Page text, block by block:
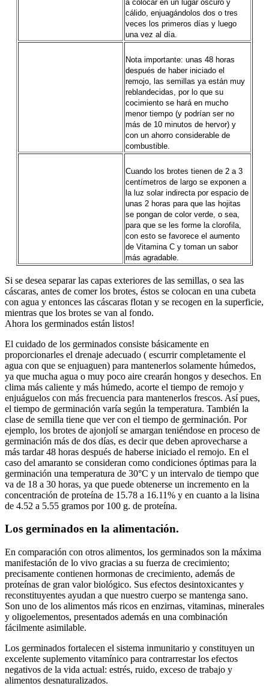
a colocar en un lugar oscuro y
cálido, enjuagándolos dos o tres
veces los primeros días y luego
una vez al día.
Nota importante: unas 48 horas
después de haber iniciado el
remojo, las semillas ya están muy
reblandecidas, por lo que su
cocimiento se hará en mucho
menor tiempo (y podrían ser no
más de 10 minutos de hervor) y
con un ahorro considerable de
combustible.
Cuando los brotes tienen de 2 a 3
centímetros de largo se exponen a
la luz solar indirecta por espacio de
unas 2 horas para que las hojitas
se pongan de color verde, o sea,
para que se les forme la clorofila,
con esto se favorece el aumento
de Vitamina C y toman un sabor
más agradable.
Si se desea separar las capas exteriores de las semillas, o sea las
cáscaras, antes de comer los brotes, éstos se colocan en una cubeta
con agua y entonces las cáscaras flotan y se recogen en la superficie,
mientras que los brotes se van al fondo.
Ahora los germinados están listos!
El cuidado de los germinados consiste básicamente en
proporcionarles el drenaje adecuado ( escurrir completamente el
agua con que se enjuaguen) para mantenerlos solamente húmedos,
ya que mucha agua o muy poco aire crearán hongos y desechos. En
clima más caliente y más húmedo, acorte el tiempo de remojo y
enjuáguelos con más frecuencia para mantenerlos frescos. Así pues,
el tiempo de germinación varía según la temperatura. También la
clase de semilla tiene que ver con el tiempo de germinación. Por
ejemplo, los brotes de ajonjolí se amargan teniéndose en proceso de
germinación más de dos días, es decir que deben aprovecharse a
más tardar 48 horas después de haberse iniciado el remojo. En el
caso del amaranto se consideran como condiciones óptimas para la
germinación una temperatura de 30°C y un intervalo de tiempo que
va de 18 a 30 horas, ya que puede obtenerse un incremento en la
concentración de proteína de 15.78 a 16.11% y en cuanto a la lisina
de 4.52 a 5.55 gramos por 100 g. de proteína.
Los germinados en la alimentación.
En comparación con otros alimentos, los germinados son la máxima
manifestación de lo vivo gracias a su fuerza de crecimiento;
precisamente contienen hormonas de crecimiento, además de
proteínas de gran valor biológico. Sus efectos desintoxicantes y
reconstituyentes ayudan a que nuestro cuerpo se mantenga sano.
Son uno de los alimentos más ricos en enzirnas, vitaminas, minerales
y oligoelementos, presentados además en una combinación
fácilmente asimilable.
Los germinados fortalecen el sistema inmunitario y constituyen un
excelente suplemento vitamínico para contrarrestar los efectos
negativos de la vida actual: estrés, ruido, exceso de trabajo y
alimentos desnaturalizados.